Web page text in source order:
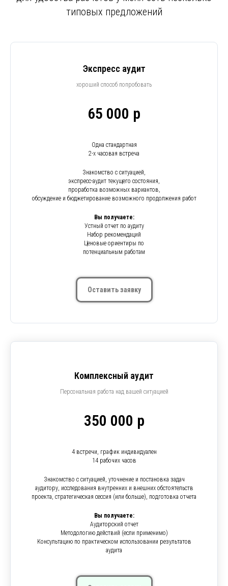
типовых предложений
Экспресс аудит
хороший способ попробовать
65 000 р
Одна стандартная
2-х часовая встреча
Знакомство с ситуацией,
экспресс-аудит текущего состояния,
проработка возможных вариантов,
обсуждение и бюджетирование возможного продолжения работ
Вы получаете:
Устный отчет по аудиту
Набор рекомендаций
Ценовые ориентиры по
потенциальным работам
Оставить заявку
Комплексный аудит
Персональная работа над вашей ситуацией
350 000 р
4 встречи, график индивидуален
14 рабочих часов
Знакомство с ситуацией, уточнение и постановка задач
аудитору, исследования внутренних и внешних обстоятельств
проекта, стратегическая сессия (или больше), подготовка отчета
Вы получаете:
Аудиторский отчет
Методологию действий (если применимо)
Консультацию по практическом использовании результатов
аудита